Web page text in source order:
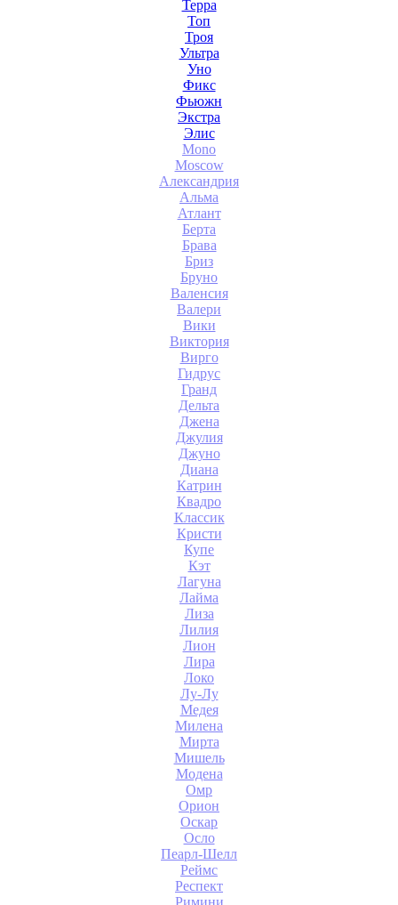
Терра
Топ
Троя
Ультра
Уно
Фикс
Фьюжн
Экстра
Элис
Mono
Moscow
Александрия
Альма
Атлант
Берта
Брава
Бриз
Бруно
Валенсия
Валери
Вики
Виктория
Вирго
Гидрус
Гранд
Дельта
Джена
Джулия
Джуно
Диана
Катрин
Квадро
Классик
Кристи
Купе
Кэт
Лагуна
Лайма
Лиза
Лилия
Лион
Лира
Локо
Лу-Лу
Медея
Милена
Мирта
Мишель
Модена
Омр
Орион
Оскар
Осло
Пеарл-Шелл
Реймс
Респект
Римини